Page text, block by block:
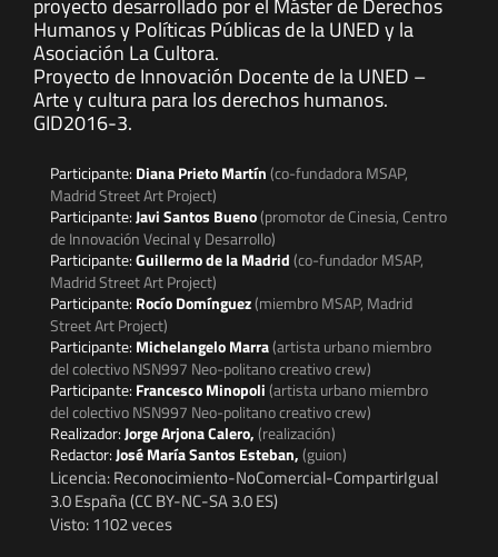
proyecto desarrollado por el Máster de Derechos
Humanos y Políticas Públicas de la UNED y la
Asociación La Cultora.
Proyecto de Innovación Docente de la UNED –
Arte y cultura para los derechos humanos.
GID2016-3.
Participante: Diana Prieto Martín(co-fundadora MSAP,
Madrid Street Art Project)
Participante:Javi Santos Bueno(promotor de Cinesia, Centro
de Innovación Vecinal y Desarrollo)
Participante:Guillermo de la Madrid(co-fundador MSAP,
Madrid Street Art Project)
Participante: Rocío Domínguez(miembro MSAP, Madrid
Street Art Project)
Participante: Michelangelo Marra(artista urbano miembro
del colectivo NSN997 Neo-politano creativo crew)
Participante: Francesco Minopoli(artista urbano miembro
del colectivo NSN997 Neo-politano creativo crew)
Realizador:Jorge Arjona Calero,(realización)
Redactor:José María Santos Esteban,(guion)
Licencia: Reconocimiento-NoComercial-CompartirIgual
3.0 España (CC BY-NC-SA 3.0 ES)
Visto: 1102 veces